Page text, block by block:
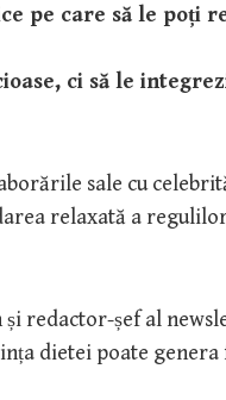
pe care să le poți
ci să le
sale cu
relaxată a
redactor-șef al
dietei poate